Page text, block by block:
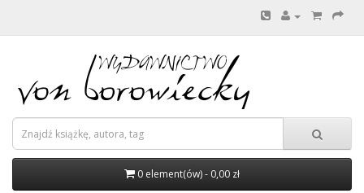
0 element(ów) - 0,00 zł